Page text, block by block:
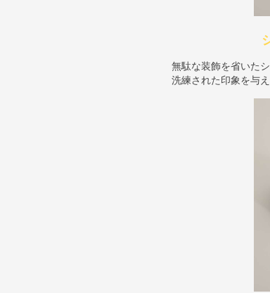
無駄な装飾を省いた
洗練された印象を与え